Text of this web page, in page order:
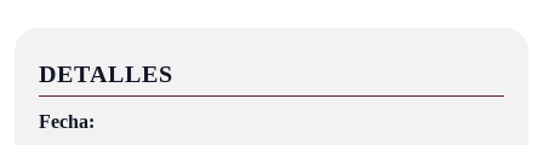
DETALLES
Fecha: